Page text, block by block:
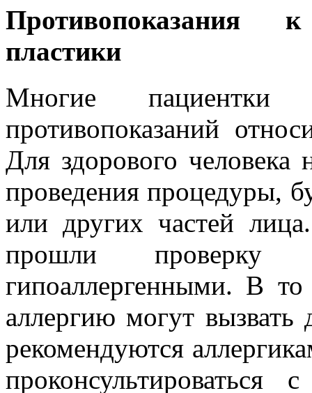
Противопоказания
пластики
Многие пациентки
противопоказаний
Для здорового человека
проведения процедуры,
или других частей
прошли проверку
гипоаллергенными. В
аллергию могут
рекомендуются